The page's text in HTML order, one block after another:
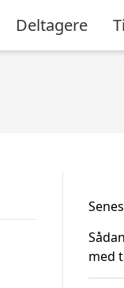
Deltagere
med